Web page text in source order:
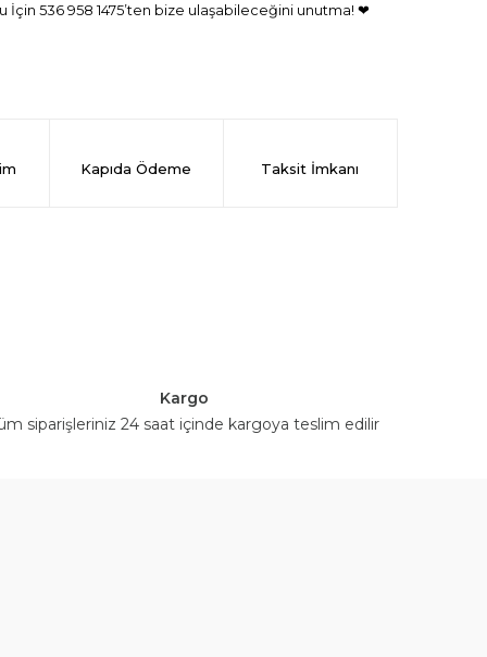
536 958 1475’ten bize ulaşabileceğini unutma! ❤
Kapıda Ödeme Taksit İmkanı
Kargo
siparişleriniz 24 saat içinde kargoya teslim edilir